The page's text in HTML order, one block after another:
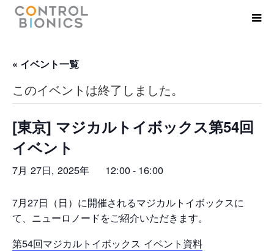
« イベント一覧
このイベントは終了しました。
[東京] マジカルトイボックス第54回
イベント
7月 27日, 2025年 12:00- 16:00
7月27日（日）に開催されるマジカルトイボックスに
て、ニューロノードをご紹介いただきます。
第54回マジカルトイボックス イベント資料